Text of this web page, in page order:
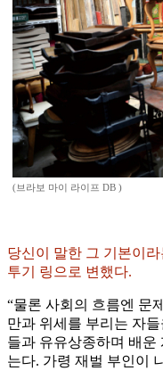
(브라보 마이 라이프 DB )
당신이 말한 그 기본이
투기 링으로 변했다.
“물론 사회의 흐름엔 문
만과 위세를 부리는 자
들과 유유상종하며 배운
는다. 가령 재벌 부인이